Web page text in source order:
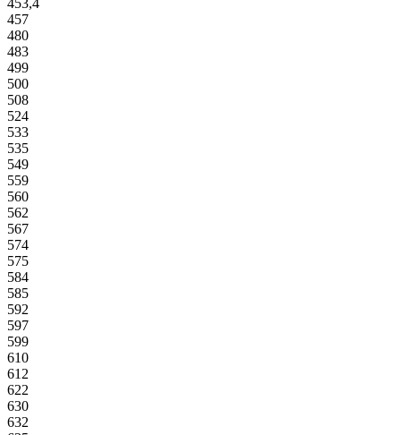
453,4
457
480
483
499
500
508
524
533
535
549
559
560
562
567
574
575
584
585
592
597
599
610
612
622
630
632